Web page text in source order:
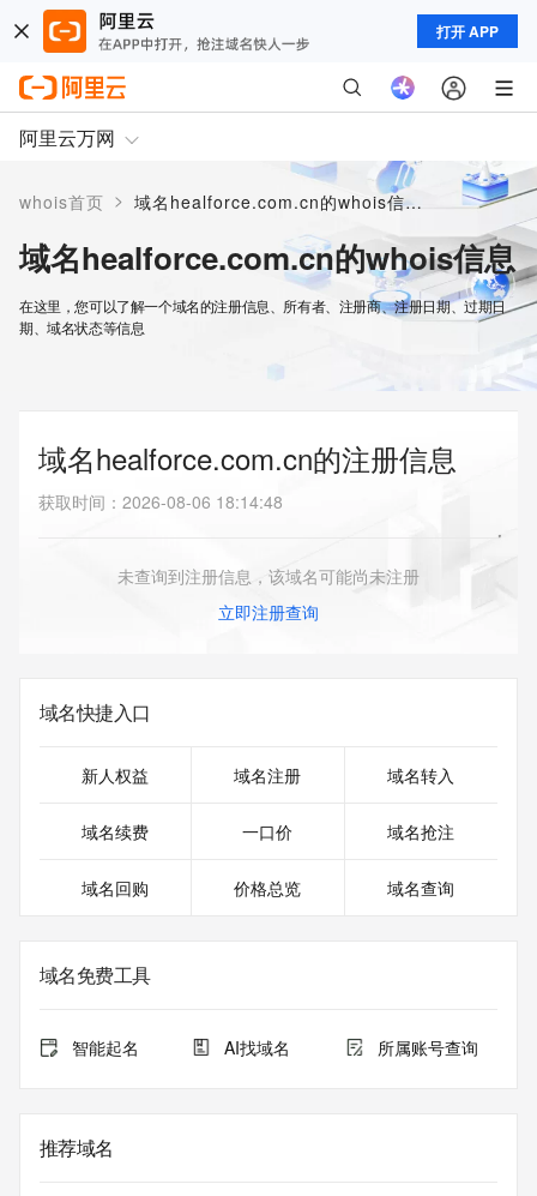
打开 APP
阿里云万网
whois首页 > 域名healforce.com.cn的whois信息
域名healforce.com.cn的whois信息
在这里，您可以了解一个域名的注册信息、所有者、注册商、注册日期、过期日
期、域名状态等信息
域名healforce.com.cn的注册信息
获取时间 ： 2026-08-06 18:14:48
未查询到注册信息，该域名可能尚未注册
立即注册查询
域名快捷入口
新人权益 域名注册 域名转入
域名续费 一口价 域名抢注
域名回购 价格总览 域名查询
域名免费工具
智能起名 AI找域名 所属账号查询
推荐域名